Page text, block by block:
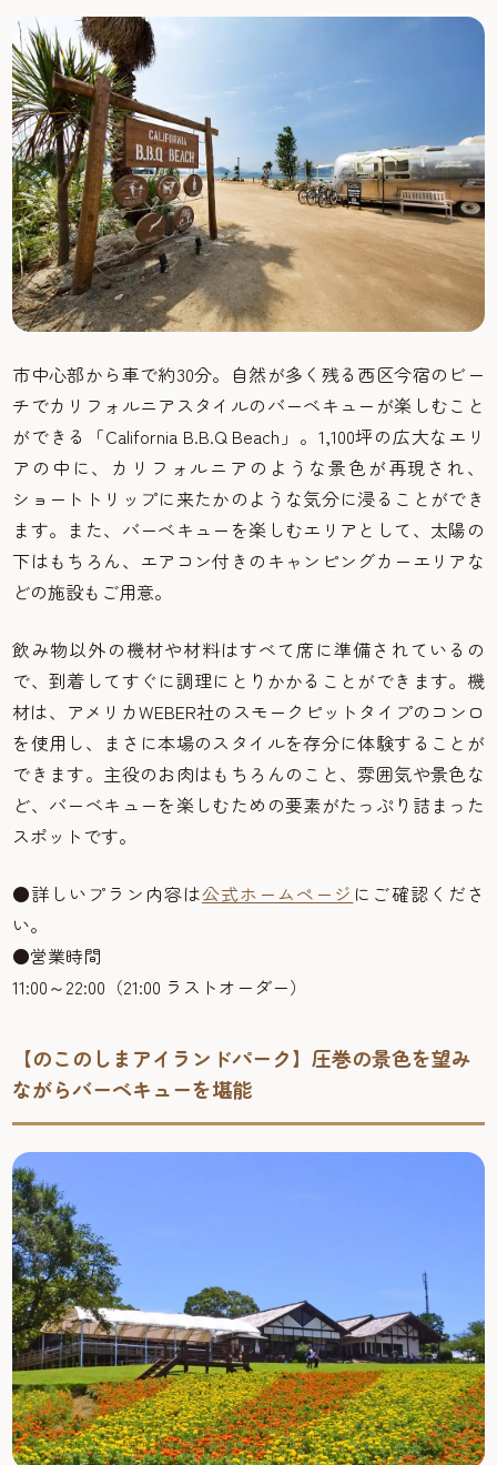
市中心部から車で約30分。自然が多く残る西区今宿のビー
チでカリフォルニアスタイルのバーベキューが楽しむこと
ができる「California B.B.Q Beach」。1,100坪の広大なエリ
アの中に、カリフォルニアのような景色が再現され、
ショートトリップに来たかのような気分に浸ることができ
ます。また、バーベキューを楽しむエリアとして、太陽の
下はもちろん、エアコン付きのキャンピングカーエリアな
どの施設もご用意。
飲み物以外の機材や材料はすべて席に準備されているの
で、到着してすぐに調理にとりかかることができます。機
材は、アメリカWEBER社のスモークピットタイプのコンロ
を使用し、まさに本場のスタイルを存分に体験することが
できます。主役のお肉はもちろんのこと、雰囲気や景色な
ど、バーベキューを楽しむための要素がたっぷり詰まった
スポットです。
●詳しいプラン内容は公式ホームページ にご確認くださ
い。
●営業時間
11:00～22:00（21:00 ラストオーダー）
【のこのしまアイランドパーク】圧巻の景色を望み
ながらバーベキューを堪能